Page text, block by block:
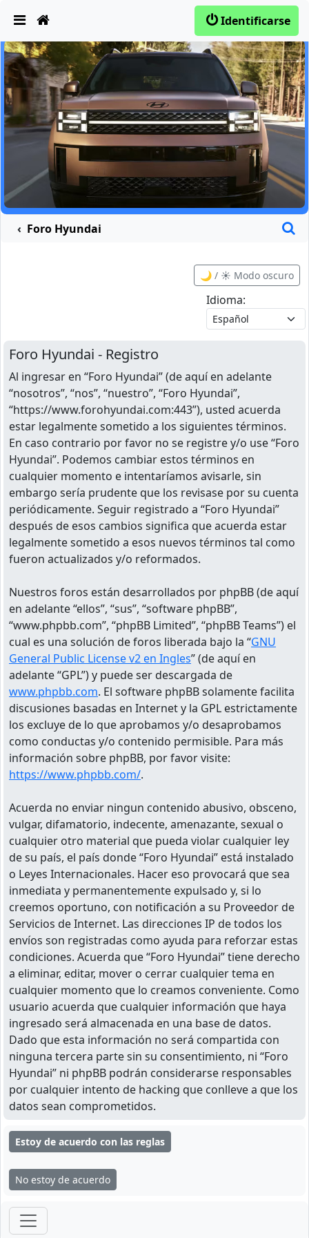
Identificarse
Foro Hyundai
🌙 / ☀️ Modo oscuro
Idioma:
Foro Hyundai - Registro
Al ingresar en “Foro Hyundai” (de aquí en adelante
“nosotros”, “nos”, “nuestro”, “Foro Hyundai”,
“https://www.forohyundai.com:443”), usted acuerda
estar legalmente sometido a los siguientes términos.
En caso contrario por favor no se registre y/o use “Foro
Hyundai”. Podemos cambiar estos términos en
cualquier momento e intentaríamos avisarle, sin
embargo sería prudente que los revisase por su cuenta
periódicamente. Seguir registrado a “Foro Hyundai”
después de esos cambios significa que acuerda estar
legalmente sometido a esos nuevos términos tal como
fueron actualizados y/o reformados.
Nuestros foros están desarrollados por phpBB (de aquí
en adelante “ellos”, “sus”, “software phpBB”,
“www.phpbb.com”, “phpBB Limited”, “phpBB Teams”) el
cual es una solución de foros liberada bajo la “GNU
General Public License v2 en Ingles” (de aquí en
adelante “GPL”) y puede ser descargada de
www.phpbb.com. El software phpBB solamente facilita
discusiones basadas en Internet y la GPL estrictamente
los excluye de lo que aprobamos y/o desaprobamos
como conductas y/o contenido permisible. Para más
información sobre phpBB, por favor visite:
https://www.phpbb.com/.
Acuerda no enviar ningun contenido abusivo, obsceno,
vulgar, difamatorio, indecente, amenazante, sexual o
cualquier otro material que pueda violar cualquier ley
de su país, el país donde “Foro Hyundai” está instalado
o Leyes Internacionales. Hacer eso provocará que sea
inmediata y permanentemente expulsado y, si lo
creemos oportuno, con notificación a su Proveedor de
Servicios de Internet. Las direcciones IP de todos los
envíos son registradas como ayuda para reforzar estas
condiciones. Acuerda que “Foro Hyundai” tiene derecho
a eliminar, editar, mover o cerrar cualquier tema en
cualquier momento que lo creamos conveniente. Como
usuario acuerda que cualquier información que haya
ingresado será almacenada en una base de datos.
Dado que esta información no será compartida con
ninguna tercera parte sin su consentimiento, ni “Foro
Hyundai” ni phpBB podrán considerarse responsables
por cualquier intento de hacking que conlleve a que los
datos sean comprometidos.